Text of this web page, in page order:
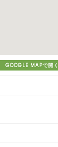
GOOGLE MAPで開く